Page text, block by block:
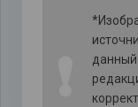
данный